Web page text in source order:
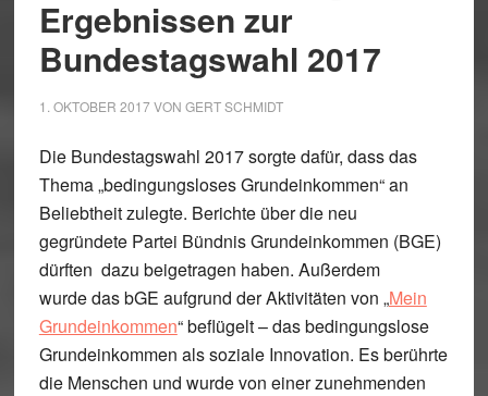
Ergebnissen zur
Bundestagswahl 2017
1. OKTOBER 2017VON GERT SCHMIDT
Die Bundestagswahl 2017 sorgte dafür, dass das
Thema „bedingungsloses Grundeinkommen“ an
Beliebtheit zulegte. Berichte über die neu
gegründete Partei Bündnis Grundeinkommen (BGE)
dürften dazu beigetragen haben. Außerdem
wurde das bGE aufgrund der Aktivitäten von „Mein
Grundeinkommen“ beflügelt – das bedingungslose
Grundeinkommen als soziale Innovation. Es berührte
die Menschen und wurde von einer zunehmenden